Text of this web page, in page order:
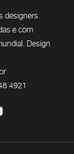
designers
e com
Design
4921